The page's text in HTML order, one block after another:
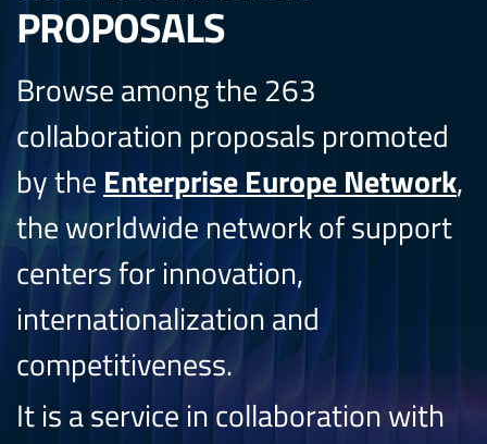
PROPOSALS
Browse among the 263
collaboration proposals promoted
by the Enterprise Europe Network,
the worldwide network of support
centers for innovation,
internationalization and
competitiveness.
It is a service in collaboration with